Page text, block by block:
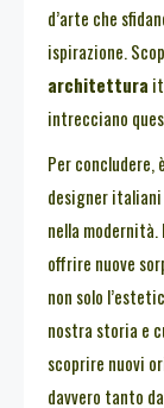
d’arte che
ispirazione.
architettura
intrecciano
Per concludere,
designer
nella
offrire nuove
non solo
nostra storia e
scoprire nuovi
davvero tanto